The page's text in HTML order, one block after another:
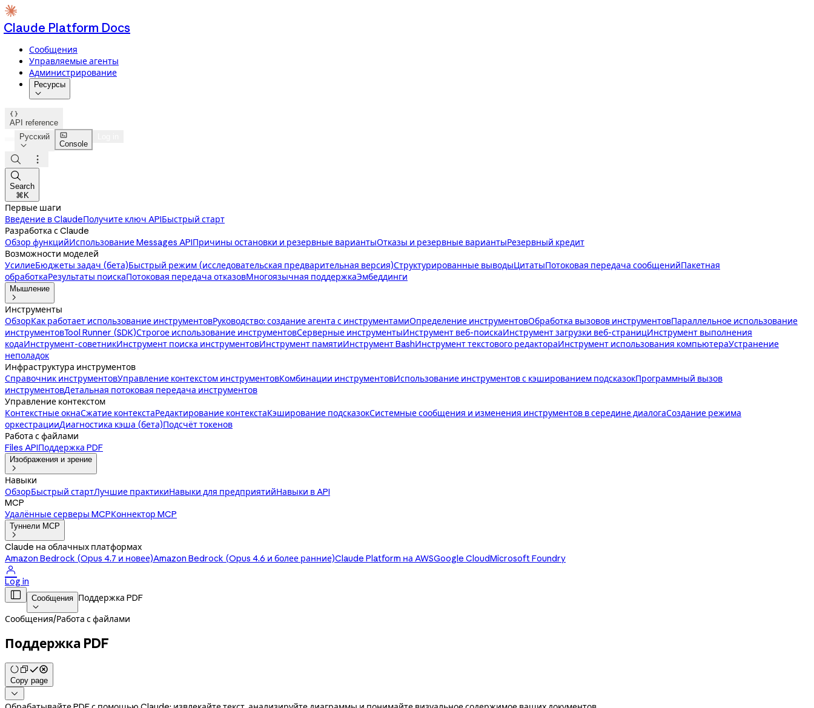
Claude Platform Docs
Сообщения
Управляемые агенты
Администрирование
Ресурсы


API reference
Русский


Console



Search
⌘K
Первые шаги
Введение в ClaudeПолучите ключ APIБыстрый старт
Разработка с Claude
Обзор функцийИспользование Messages APIПричины остановки и резервные вариантыОтказы и резервные вариантыРезервный кредит
Возможности моделей
УсилиеБюджеты задач (бета)Быстрый режим (исследовательская предварительная версия)Структурированные выводыЦитатыПотоковая передача сообщенийПакетная
обработкаРезультаты поискаПотоковая передача отказовМногоязычная поддержкаЭмбеддинги
Мышление

Инструменты
ОбзорКак работает использование инструментовРуководство: создание агента с инструментамиОпределение инструментовОбработка вызовов инструментовПараллельное использование
инструментовTool Runner (SDK)Строгое использование инструментовСерверные инструментыИнструмент веб-поискаИнструмент загрузки веб-страницИнструмент выполнения
кодаИнструмент-советникИнструмент поиска инструментовИнструмент памятиИнструмент BashИнструмент текстового редактораИнструмент использования компьютераУстранение
неполадок
Инфраструктура инструментов
Справочник инструментовУправление контекстом инструментовКомбинации инструментовИспользование инструментов с кэшированием подсказокПрограммный вызов
инструментовДетальная потоковая передача инструментов
Управление контекстом
Контекстные окнаСжатие контекстаРедактирование контекстаКэширование подсказокСистемные сообщения и изменения инструментов в середине диалогаСоздание режима
оркестрацииДиагностика кэша (бета)Подсчёт токенов
Работа с файлами
Files APIПоддержка PDF
Изображения и зрение

Навыки
ОбзорБыстрый стартЛучшие практикиНавыки для предприятийНавыки в API
MCP
Удалённые серверы MCPКоннектор MCP
Туннели MCP

Claude на облачных платформах
Amazon Bedrock (Opus 4.7 и новее)Amazon Bedrock (Opus 4.6 и более ранние)Claude Platform на AWSGoogle CloudMicrosoft Foundry

Log in
 Сообщения

Поддержка PDF
Сообщения/Работа с файлами
Поддержка PDF
Copy page
